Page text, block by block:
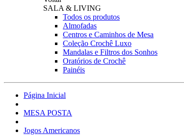
SALA & LIVING
Todos os produtos
Almofadas
Centros e Caminhos de Mesa
Coleção Crochê Luxo
Mandalas e Filtros dos Sonhos
Oratórios de Crochê
Painéis
Página Inicial
MESA POSTA
Jogos Americanos